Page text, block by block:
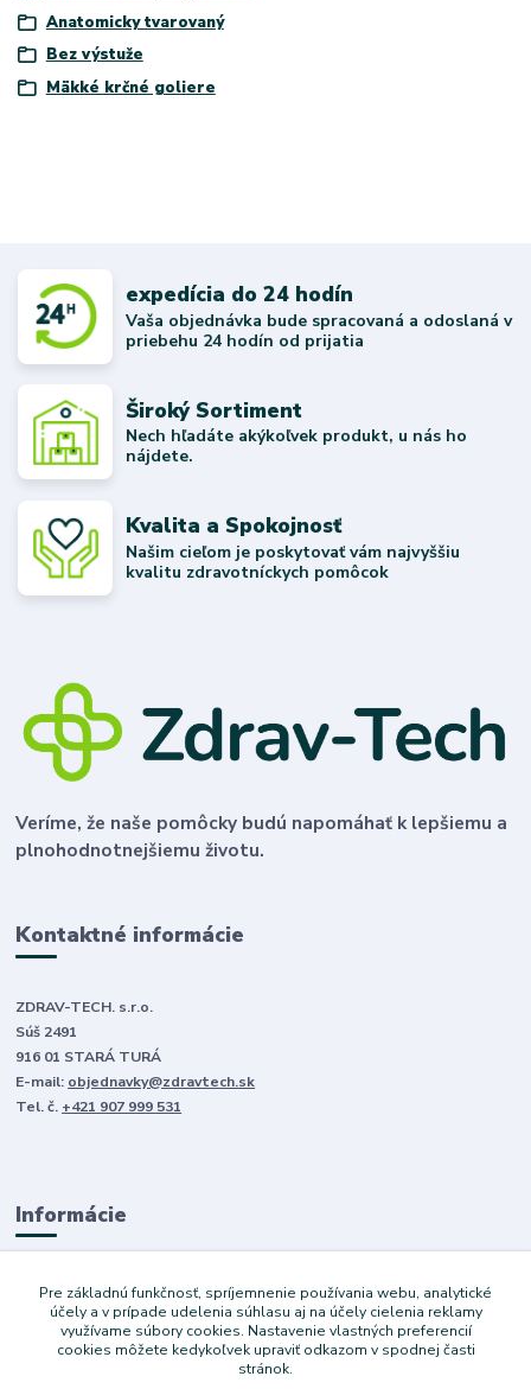
Anatomicky tvarovaný
Bez výstuže
Mäkké krčné goliere
expedícia do 24 hodín
Vaša objednávka bude spracovaná a odoslaná v
priebehu 24 hodín od prijatia
Široký Sortiment
Nech hľadáte akýkoľvek produkt, u nás ho
nájdete.
Kvalita a Spokojnosť
Našim cieľom je poskytovať vám najvyššiu
kvalitu zdravotníckych pomôcok
Veríme, že naše pomôcky budú napomáhať k lepšiemu a
plnohodnotnejšiemu životu.
Kontaktné informácie
ZDRAV-TECH. s.r.o.
Súš 2491
916 01 STARÁ TURÁ
E-mail: objednavky@zdravtech.sk
Tel. č. +421 907 999 531
Informácie
O nás
Obchodné podmienky
Ochrana súkromia
Služby
Pre základnú funkčnosť, spríjemnenie používania webu, analytické
účely a v prípade udelenia súhlasu aj na účely cielenia reklamy
využívame súbory cookies. Nastavenie vlastných preferencií
cookies môžete kedykoľvek upraviť odkazom v spodnej časti
stránok.